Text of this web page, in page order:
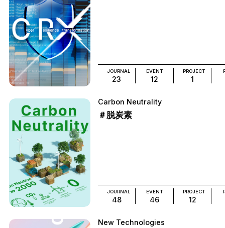
JOURNAL
23
EVENT
12
PROJECT
1
Carbon Neutrality
＃脱炭素
JOURNAL
48
EVENT
46
PROJECT
12
New Technologies